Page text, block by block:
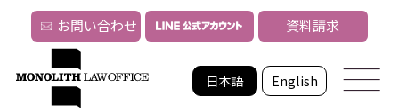
日本語 English
お問い合わせ 資料請求